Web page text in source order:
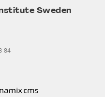
Sweden
84